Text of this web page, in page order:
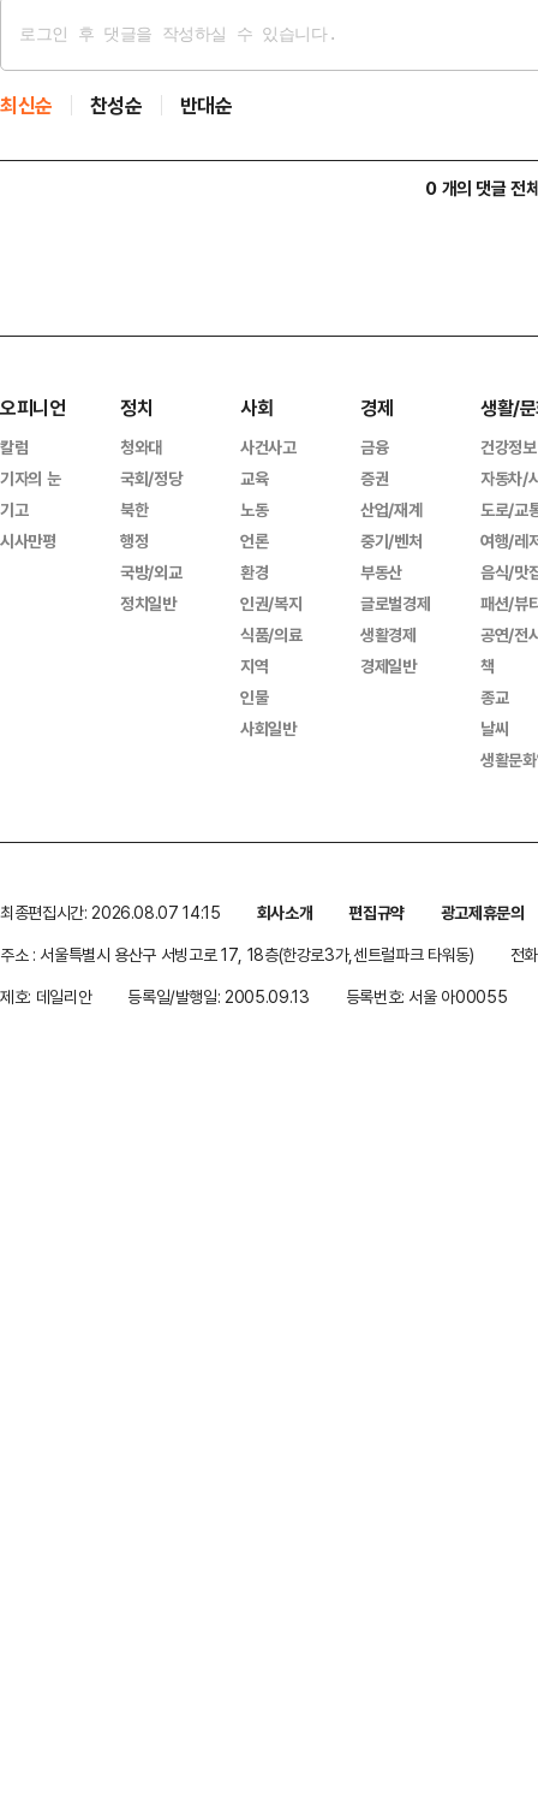
최신순 찬성순 반대순
0 개의 댓글 전
오피니언
칼럼
기자의 눈
기고
시사만평
정치
청와대
국회/정당
북한
행정
국방/외교
정치일반
사회
사건사고
교육
노동
언론
환경
인권/복지
식품/의료
지역
인물
사회일반
경제
금융
증권
산업/재계
중기/벤처
부동산
글로벌경제
생활경제
경제일반
생활/
건강정보
자동차/
도로/교
여행/레
음식/맛
패션/뷰
공연/전
책
종교
날씨
생활문
최종편집시간: 2026.08.07 14:15 회사소개 편집규약
광고제휴문의
주소 : 서울특별시 용산구 서빙고로 17, 18층(한강로3가,센트럴파크 타워동)
전
제호: 데일리안
등록일/발행일: 2005.09.13 등록번호: 서울 아00055